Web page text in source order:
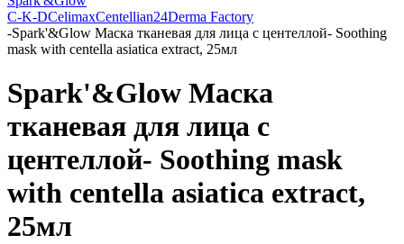
C-K-DCelimaxCentellian24Derma Factory
-Spark'&Glow Маска тканевая для лица с центеллой- Soothing
mask with centella asiatica extract, 25мл
Spark'&Glow Маска
тканевая для лица с
центеллой- Soothing mask
with centella asiatica extract,
25мл